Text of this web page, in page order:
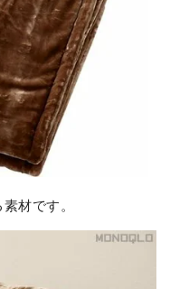
材です。